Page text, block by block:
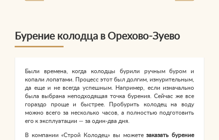
Бурение колодца в Орехово-Зуево
Были времена, когда колодцы бурили ручным буром и
копали лопатами. Процесс этот был долгим, изнурительным,
да еще и не всегда успешным. Например, если изначально
была выбрана неподходящая точка бурения. Сейчас же все
гораздо проще и быстрее. Пробурить колодец на воду
можно всего за несколько часов, а полностью подготовить
его к эксплуатации — за один-два дня.
В компании «Строй Колодец» вы можетезаказать бурение